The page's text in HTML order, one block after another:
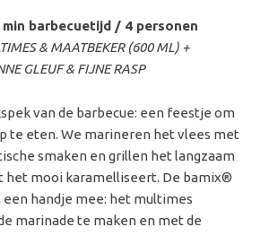
min barbecuetijd / 4 personen
& MAATBEKER (600 ML) +
GLEUF & FIJNE RASP
van de barbecue: een feestje om
te eten. We marineren het vlees met
smaken en grillen het langzaam
het mooi karamelliseert. De bamix®
handje mee: het multimes
marinade te maken en met de